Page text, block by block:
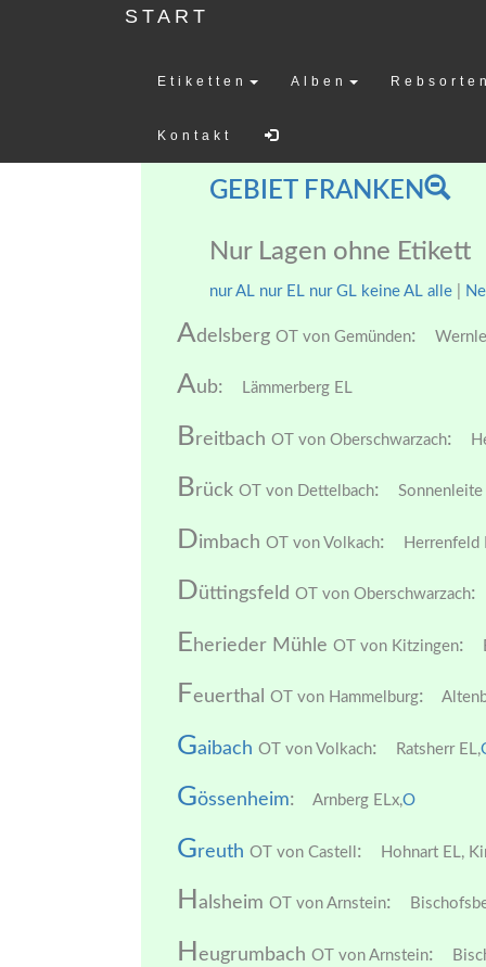
START
Etiketten Alben
Kontakt
GEBIET FRANKEN
Nur Lagen ohne Etikett
nur AL nur EL nur GL keine AL alle
Adelsberg OT von Gemünden:
Aub: Lämmerberg EL
Breitbach OT von Oberschwarzach:
Brück OT von Dettelbach: Sonnenleite
Dimbach OT von Volkach: Herrenfeld
Düttingsfeld OT von Oberschwarzach:
E herieder Mühle OT von Kitzingen:
Feuerthal OT von Hammelburg:
Gaibach OT von Volkach: Ratsherr EL,
Gössenheim: Arnberg ELx,O
Greuth OT von Castell : Hohnart EL,
H alsheim OT von Arnstein:
H eugrumbach OT von Arnstein: